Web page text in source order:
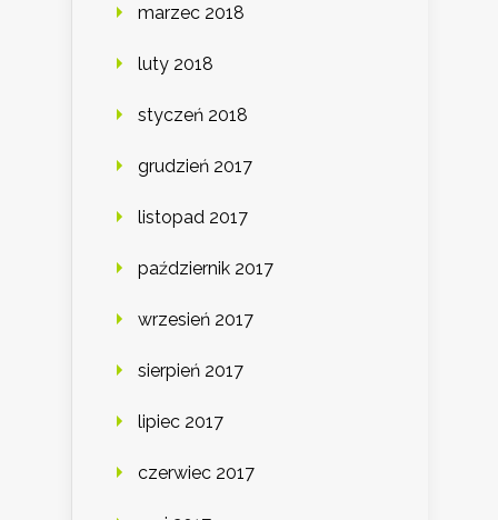
marzec 2018
luty 2018
styczeń 2018
grudzień 2017
listopad 2017
październik 2017
wrzesień 2017
sierpień 2017
lipiec 2017
czerwiec 2017